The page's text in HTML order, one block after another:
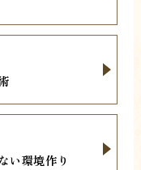
い環境作り